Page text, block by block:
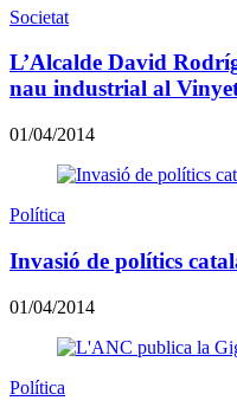
Societat
L’Alcalde David
nau industrial al
01/04/2014
Política
Invasió de polítics
01/04/2014
Política